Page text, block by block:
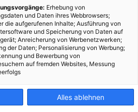
Erhebung von
und Daten ihres Webbrowsers;
die aufgerufenen Inhalte; Ausführung von
und Speicherung von Daten auf
Anreicherung von Werbenetzwerken;
der Daten; Personalisierung von Werbung;
und Bewerbung von
auf fremden Websites, Messung
Alles ablehnen